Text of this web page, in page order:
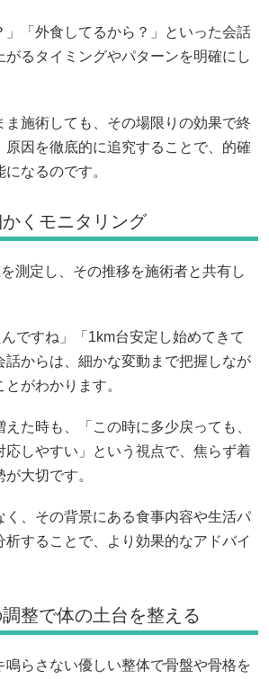
」「外食してるから？」といった会話
がるタイミングやパターンを明確にし
ま施術しても、その場限りの効果で終
原因を徹底的に追究することで、的確
なるのです。
くモニタリング
測定し、その推移を施術者と共有し
んですね」「1km台安定し始めてきて
話からは、細かな変動まで把握しなが
がわかります。
た時も、「この時に多少戻っても、
応しやすい」という視点で、焦らず着
大切です。
く、その背景にある食事内容や生活パ
析することで、より効果的なアドバイ
整で体の土台を整える
鳴らさない優しい整体で骨盤や骨格を